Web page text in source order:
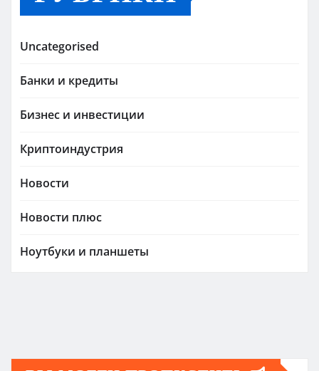
Uncategorised
Банки и кредиты
Бизнес и инвестиции
Криптоиндустрия
Новости
Новости плюс
Ноутбуки и планшеты